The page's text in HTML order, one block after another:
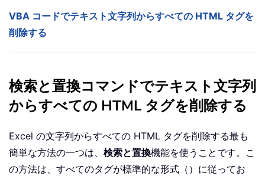
VBA コードでテキスト文字列からすべての HTML タグを
削除する
検索と置換コマンドでテキスト文字列
からすべての HTML タグを削除する
Excel の文字列からすべての HTML タグを削除する最も
簡単な方法の一つは、 検索と置換機能を使うことです。こ
の方法は、すべてのタグが標準的な形式（）に従ってお